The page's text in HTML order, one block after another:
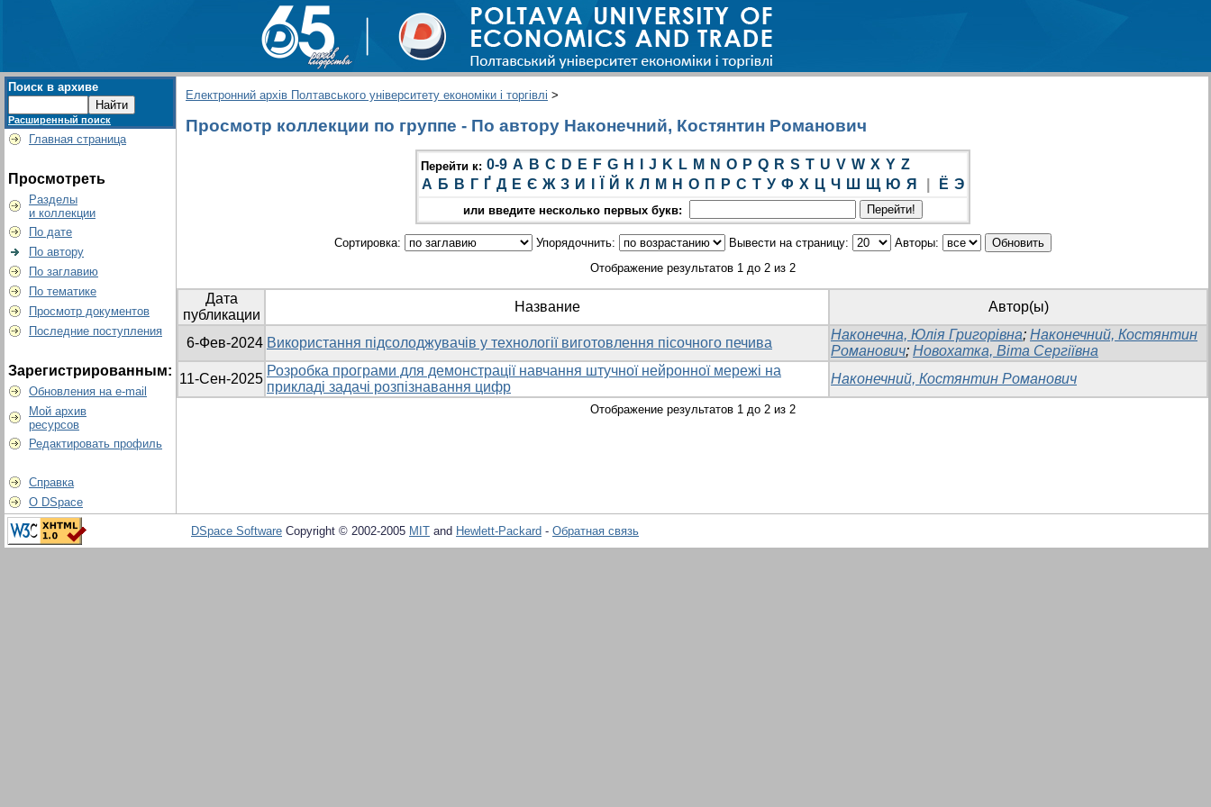
Поиск в архиве
Расширенный поиск
Главная страница
Просмотреть
Разделы
и коллекции
По дате
По автору
По заглавию
По тематике
Просмотр документов
Последние поступления
Зарегистрированным:
Обновления на e-mail
Мой архив
ресурсов
Редактировать профиль
Справка
О DSpace
Електронний архів Полтавського університету економіки і торгівлі >
Просмотр коллекции по группе - По автору Наконечний, Костянтин Романович
Перейти к: 0-9 A B C D E F G H J K L M N O P Q R S T U V W X Y Z
А Б В Г Ґ Д Е Є Ж З И Й К Л М Н О П Р С Т У Ф Х Ц Ч Ш Щ Ю Я Ё Э
или введите несколько первых букв:
Сортировка: Упорядочнить: Вывести на страницу:
Авторы:
Отображение результатов 1 до 2 из 2
Дата
публикации
Название Автор(ы)
6-Фев-2024 Використання підсолоджувачів у технології виготовлення пісочного печива
Наконечна, Юлія Григорівна; Наконечний, Костянтин
Романович; Новохатка, Віта Сергіївна
11-Сен-2025
Розробка програми для демонстрації навчання штучної нейронної мережі на
прикладі задачі розпізнавання цифр
Наконечний, Костянтин Романович
Отображение результатов 1 до 2 из 2
DSpace Software Copyright © 2002-2005 MIT and Hewlett-Packard - Обратная связь